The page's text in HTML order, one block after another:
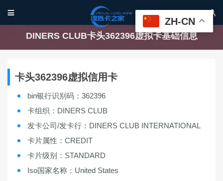
 
DINERS CLUB卡头362396虚拟卡基础信息
卡头362396虚拟信用卡
bin银行识别码：362396
卡组织：DINERS CLUB
发卡公司/发卡行：DINERS CLUB INTERNATIONAL
卡片属性：CREDIT
卡片级别：STANDARD
Iso国家名称：United States
ZH-CN